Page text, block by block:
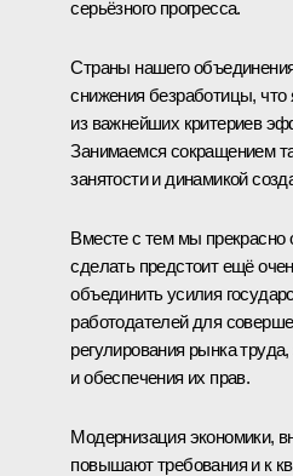
серьёзного прогресса.
Страны нашего
снижения безработицы,
из важнейших критериев
Занимаемся сокращением
занятости и динамикой
Вместе с тем мы прекрасно
сделать предстоит ещё
объединить усилия
работодателей для
регулирования рынка
и обеспечения их прав.
Модернизация экономики,
повышают требования и к